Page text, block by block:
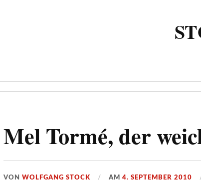
Mel Tormé, der
VONWOLFGANG STOCK AM4. SEPTEMBER 2010